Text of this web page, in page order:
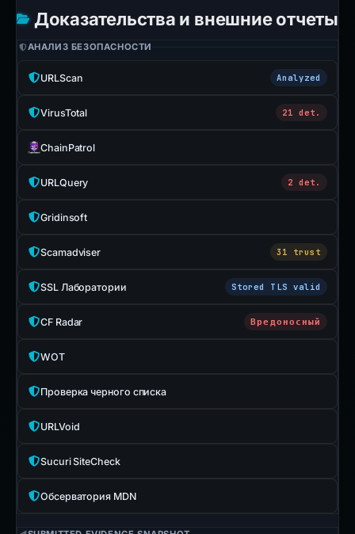
Доказательства и внешние отчеты
АНАЛИЗ БЕЗОПАСНОСТИ
URLScan Analyzed
VirusTotal 21 det.
ChainPatrol
URLQuery 2 det.
Gridinsoft
Scamadviser 31 trust
SSL Лаборатории Stored TLS valid
CF Radar Вредоносный
WOT
Проверка черного списка
URLVoid
Sucuri SiteCheck
Обсерватория MDN